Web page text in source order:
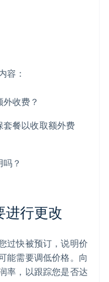
容：
收费？
餐以收取额外费
？
进行更改
过快被预订，说明价
能需要调低价格。向
率，以跟踪您是否达